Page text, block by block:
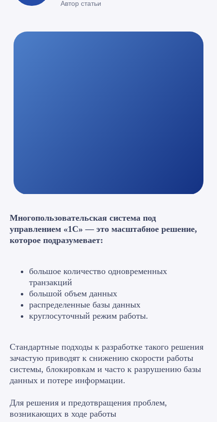
Многопользовательская система под
управлением «1С» — это масштабное решение,
которое подразумевает:
большое количество одновременных
транзакций
большой объем данных
распределенные базы данных
круглосуточный режим работы.
Стандартные подходы к разработке такого решения
зачастую приводят к снижению скорости работы
системы, блокировкам и часто к разрушению базы
данных и потере информации.
Для решения и предотвращения проблем,
возникающих в ходе работы